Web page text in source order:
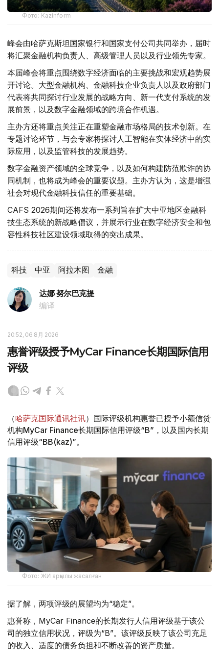
Фото: Kazinform
峰会由哈萨克斯坦国家银行和国家支付公司共同举办，届时
将汇聚金融机构负责人、高级管理人员以及行业领先专家。
本届峰会将重点围绕数字经济面临的主要挑战和宏观趋势展
开讨论。大型金融机构、金融科技企业负责人以及政府部门
代表将共同探讨行业发展的战略方向、新一代支付系统的发
展前景，以及数字金融领域的跨境合作机遇。
主办方还将重点关注正在重塑金融市场格局的技术创新。在
专题讨论环节，与会专家将探讨人工智能在实体经济中的实
际应用，以及监管科技的发展趋势。
数字金融资产领域的全球竞争，以及如何构建防范欺诈的协
同机制，也将成为峰会的重要议题。主办方认为，这是增强
社会对现代金融科技信任的重要基础。
CAFS 2026期间还将发布一系列旨在扩大中亚地区金融科
技生态系统的新战略倡议，并展示行业在数字经济安全和包
容性科技社区建设领域取得的突出成果。
科技 中亚 阿拉木图 金融
达娜 努尔巴克提
编译
20:52, 06 8月 2026
惠誉评级授予MyCar Finance长期国际信用
评级
（哈萨克国际通讯社讯）国际评级机构惠誉已授予小额信贷
机构MyCar Finance长期国际信用评级“B”，以及国内长期
信用评级“BB(kaz)”。
Фото: ЖИ арқылы жасалған
据了解，两项评级的展望均为“稳定”。
惠誉称，MyCar Finance的长期发行人信用评级基于该公
司的独立信用状况，评级为“B”。该评级反映了该公司充足
的收入、适度的债务负担和不断改善的资产质量。